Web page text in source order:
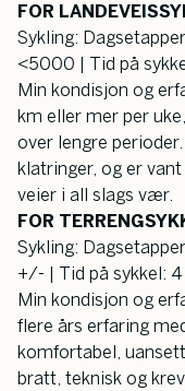
FOR
Sykling:
<5000 | Tid på
Min kondisjon og
km eller mer per
over lengre
klatringer, og er
veier i all slags vær.
FOR
Sykling:
+/- | Tid på sykkel:
Min kondisjon og
flere års erfaring
komfortabel,
bratt, teknisk og